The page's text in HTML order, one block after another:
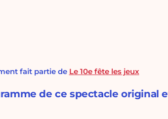
fait partie de Le 10e fête les jeux
de ce spectacle original